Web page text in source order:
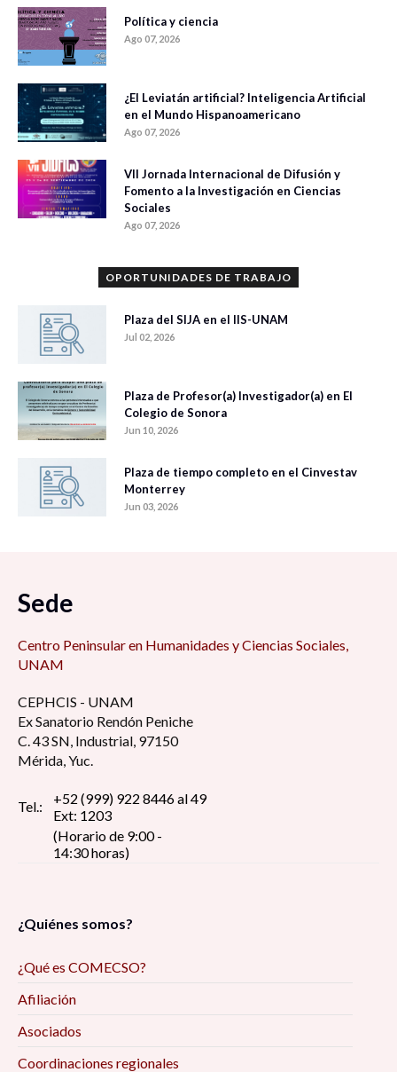
Política y ciencia
Ago 07, 2026
¿El Leviatán artificial? Inteligencia Artificial
en el Mundo Hispanoamericano
Ago 07, 2026
VII Jornada Internacional de Difusión y
Fomento a la Investigación en Ciencias
Sociales
Ago 07, 2026
OPORTUNIDADES DE TRABAJO
Plaza del SIJA en el IIS-UNAM
Jul 02, 2026
Plaza de Profesor(a) Investigador(a) en El
Colegio de Sonora
Jun 10, 2026
Plaza de tiempo completo en el Cinvestav
Monterrey
Jun 03, 2026
Sede
Centro Peninsular en Humanidades y Ciencias Sociales,
UNAM
CEPHCIS - UNAM
Ex Sanatorio Rendón Peniche
C. 43 SN, Industrial, 97150
Mérida, Yuc.
Tel.:
+52 (999) 922 8446 al 49
Ext: 1203
(Horario de 9:00 -
14:30 horas)
¿Quiénes somos?
¿Qué es COMECSO?
Afiliación
Asociados
Coordinaciones regionales